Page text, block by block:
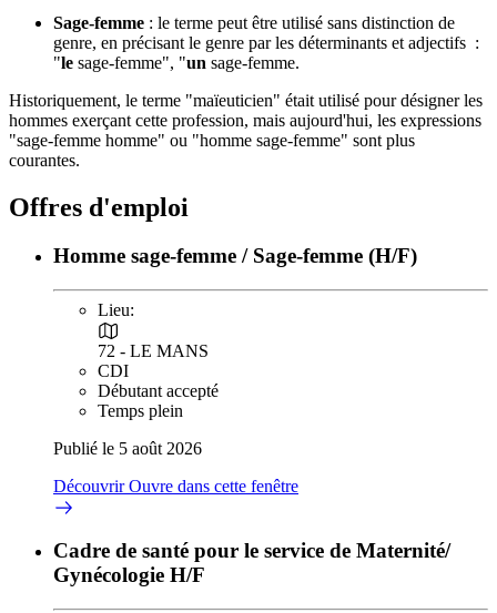
Sage-femme : le terme peut être utilisé sans distinction de
genre, en précisant le genre par les déterminants et adjectifs :
"le sage-femme", "un sage-femme.
Historiquement, le terme "maïeuticien" était utilisé pour désigner les
hommes exerçant cette profession, mais aujourd'hui, les expressions
"sage-femme homme" ou "homme sage-femme" sont plus
courantes.
Offres d'emploi
Homme sage-femme / Sage-femme (H/F)
Lieu:
72 - LE MANS
CDI
Débutant accepté
Temps plein
Publié le 5 août 2026
DécouvrirOuvre dans cette fenêtre
Cadre de santé pour le service de Maternité/
Gynécologie H/F